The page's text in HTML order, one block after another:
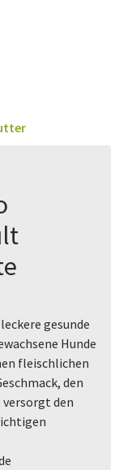
gesunde
Hunde
fleischlichen
den
versorgt den